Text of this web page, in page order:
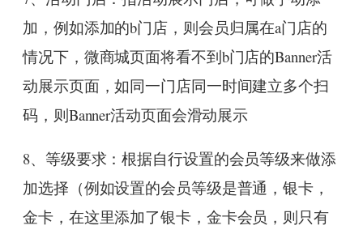
加，例如添加的b门店，则会员归属在a门店的
情况下，微商城页面将看不到b门店的Banner活
动展示页面，如同一门店同一时间建立多个扫
码，则Banner活动页面会滑动展示
8、等级要求：根据自行设置的会员等级来做添
加选择（例如设置的会员等级是普通，银卡，
金卡，在这里添加了银卡，金卡会员，则只有